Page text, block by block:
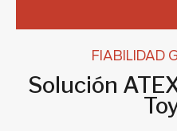
FIABILIDAD
Solución